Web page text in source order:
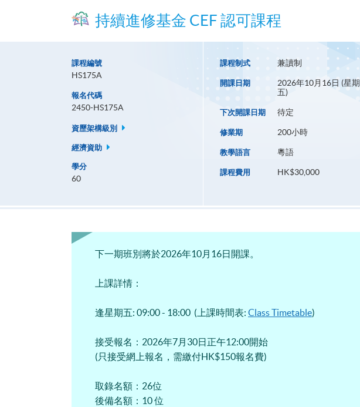
持續進修基金 CEF 認可課程
課程編號
HS175A
報名代碼
2450-HS175A
資歷架構級別
經濟資助
學分
60
課程制式 兼讀制
開課日期
2026年10月16日 (星期
五)
下次開課日期 待定
修業期 200小時
教學語言 粵語
課程費用 HK$30,000
下一期班別將於2026年10月16日開課。
上課詳情：
逢星期五: 09:00 - 18:00 (上課時間表: Class Timetable)
接受報名：2026年7月30日正午12:00開始
(只接受網上報名，需繳付HK$150報名費)
取錄名額：26位
後備名額：10 位